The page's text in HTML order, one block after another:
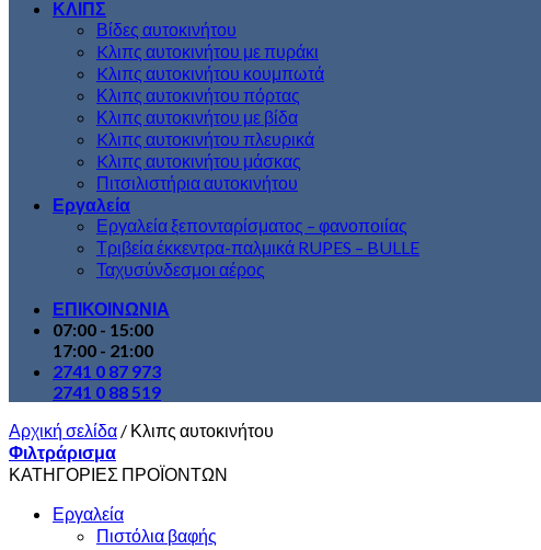
ΚΛΙΠΣ
Βίδες αυτοκινήτου
Kλιπς αυτοκινήτου με πυράκι
Kλιπς αυτοκινήτου κουμπωτά
Κλιπς αυτοκινήτου πόρτας
Κλιπς αυτοκινήτου με βίδα
Kλιπς αυτοκινήτου πλευρικά
Kλιπς αυτοκινήτου μάσκας
Πιτσιλιστήρια αυτοκινήτου
Εργαλεία
Εργαλεία ξεπονταρίσματος – φανοποιίας
Τριβεία έκκεντρα-παλμικά RUPES – BULLE
Ταχυσύνδεσμοι αέρος
ΕΠΙΚΟΙΝΩΝΙΑ
07:00 - 15:00
17:00 - 21:00
2741 0 87 973
2741 0 88 519
Αρχική σελίδα / Κλιπς αυτοκινήτου
Φιλτράρισμα
ΚΑΤΗΓΟΡΙΕΣ ΠΡΟΪΟΝΤΩΝ
Εργαλεία
Πιστόλια βαφής